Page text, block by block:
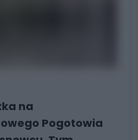
na
Pogotowia